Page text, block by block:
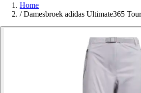
Home
/ Damesbroek adidas Ultimate365